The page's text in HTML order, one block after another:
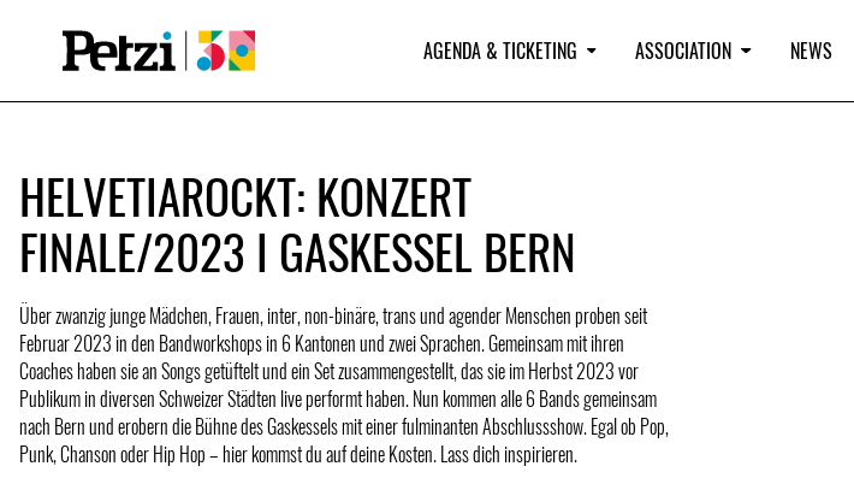
AGENDA & TICKETING ASSOCIATION NEWS
HELVETIAROCKT: KONZERT
FINALE/2023 I GASKESSEL BERN
Über zwanzig junge Mädchen, Frauen, inter, non-binäre, trans und agender Menschen proben seit
Februar 2023 in den Bandworkshops in 6 Kantonen und zwei Sprachen. Gemeinsam mit ihren
Coaches haben sie an Songs getüftelt und ein Set zusammengestellt, das sie im Herbst 2023 vor
Publikum in diversen Schweizer Städten live performt haben. Nun kommen alle 6 Bands gemeinsam
nach Bern und erobern die Bühne des Gaskessels mit einer fulminanten Abschlussshow. Egal ob Pop,
Punk, Chanson oder Hip Hop – hier kommst du auf deine Kosten. Lass dich inspirieren.